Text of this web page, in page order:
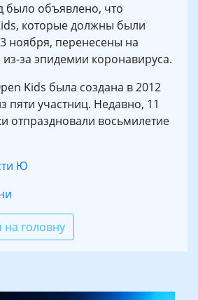
было объявлено, что
которые должны были
ноября, перенесены на
из-за эпидемии коронавируса.
Kids была создана в 2012
пяти участниц. Недавно, 11
отпраздновали восьмилетие
Ю
на головну